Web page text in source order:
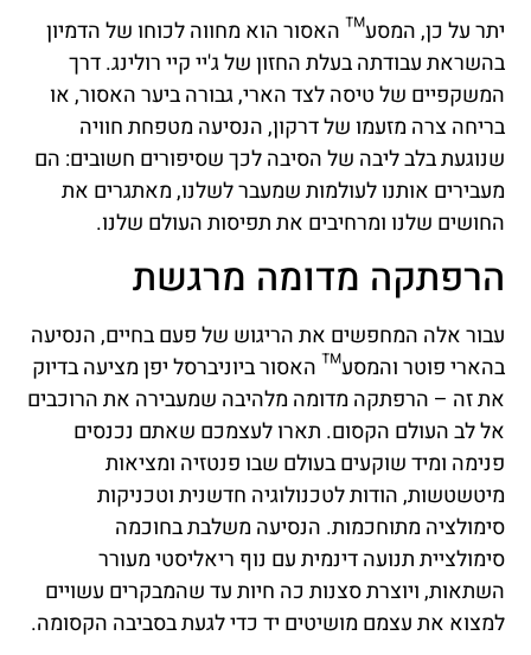
יתר על כן, המסע™ האסור הוא מחווה לכוחו של הדמיון
בהשראת עבודתה בעלת החזון של ג'יי קיי רולינג. דרך
המשקפיים של טיסה לצד הארי, גבורה ביער האסור, או
בריחה צרה מזעמו של דרקון, הנסיעה מטפחת חוויה
שנוגעת בלב ליבה של הסיבה לכך שסיפורים חשובים: הם
מעבירים אותנו לעולמות שמעבר לשלנו, מאתגרים את
החושים שלנו ומרחיבים את תפיסות העולם שלנו.
הרפתקה מדומה מרגשת
עבור אלה המחפשים את הריגוש של פעם בחיים, הנסיעה
בהארי פוטר והמסע™ האסור ביוניברסל יפן מציעה בדיוק
את זה – הרפתקה מדומה מלהיבה שמעבירה את הרוכבים
אל לב העולם הקסום. תארו לעצמכם שאתם נכנסים
פנימה ומיד שוקעים בעולם שבו פנטזיה ומציאות
מיטשטשות, הודות לטכנולוגיה חדשנית וטכניקות
סימולציה מתוחכמות. הנסיעה משלבת בחוכמה
סימולציית תנועה דינמית עם נוף ריאליסטי מעורר
השתאות, ויוצרת סצנות כה חיות עד שהמבקרים עשויים
למצוא את עצמם מושיטים יד כדי לגעת בסביבה הקסומה.